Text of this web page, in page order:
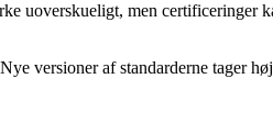
uoverskueligt, men certificeringer
versioner af standarderne tager